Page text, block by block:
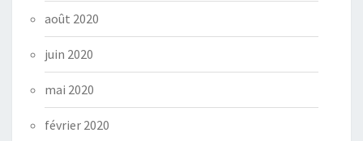
août 2020
juin 2020
mai 2020
février 2020